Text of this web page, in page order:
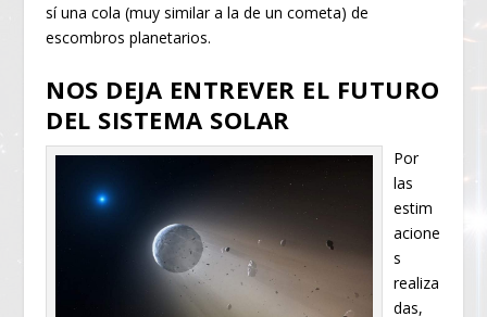
sí una cola (muy similar a la de un cometa) de
escombros planetarios.
NOS DEJA ENTREVER EL FUTURO
DEL SISTEMA SOLAR
Por
las
estim
acione
s
realiza
das,